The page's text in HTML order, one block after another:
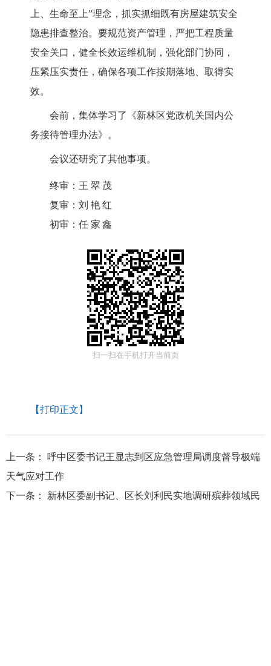
上、生命至上”理念，抓实抓细既有房屋建筑安全
隐患排查整治。要规范资产管理，严把工程质量
安全关口，健全长效运维机制，强化部门协同，
压紧压实责任，确保各项工作按期落地、取得实
效。
会前，集体学习了《新林区党政机关国内公
务接待管理办法》。
会议还研究了其他事项。
终审： 王翠茂
复审： 刘艳红
初审： 任家鑫
扫一扫在手机打开当前页
【打印正文】
上一条：
呼中区委书记王显志到区应急管理局调度督导极端
天气应对工作
下一条：
新林区委副书记、区长刘利民实地调研殡葬领域民